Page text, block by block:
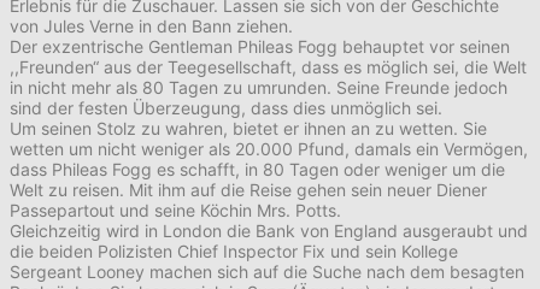
Erlebnis für die Zuschauer. Lassen sie sich von der Geschichte
von Jules Verne in den Bann ziehen.
Der exzentrische Gentleman Phileas Fogg behauptet vor seinen
,,Freunden“ aus der Teegesellschaft, dass es möglich sei, die Welt
in nicht mehr als 80 Tagen zu umrunden. Seine Freunde jedoch
sind der festen Überzeugung, dass dies unmöglich sei.
Um seinen Stolz zu wahren, bietet er ihnen an zu wetten. Sie
wetten um nicht weniger als 20.000 Pfund, damals ein Vermögen,
dass Phileas Fogg es schafft, in 80 Tagen oder weniger um die
Welt zu reisen. Mit ihm auf die Reise gehen sein neuer Diener
Passepartout und seine Köchin Mrs. Potts.
Gleichzeitig wird in London die Bank von England ausgeraubt und
die beiden Polizisten Chief Inspector Fix und sein Kollege
Sergeant Looney machen sich auf die Suche nach dem besagten